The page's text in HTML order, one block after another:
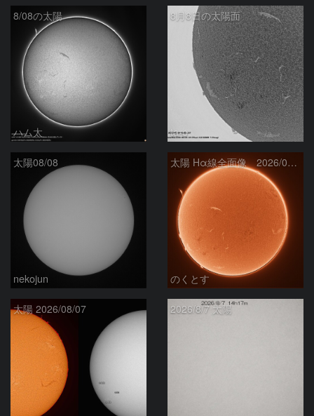
8/08の太陽
ハム太
8月8日の太陽面
ta-o
太陽08/08
nekojun
太陽 Hα線全面像 2026/08/08
のくとす
太陽 2026/08/07 2026/8/7 太陽